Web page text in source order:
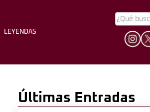
HINCHADA
LEYENDAS
Últimas Entradas